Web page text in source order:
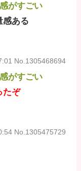
がすごい
感ある
No.1305468694
がすごい
たぞ
No.1305475729